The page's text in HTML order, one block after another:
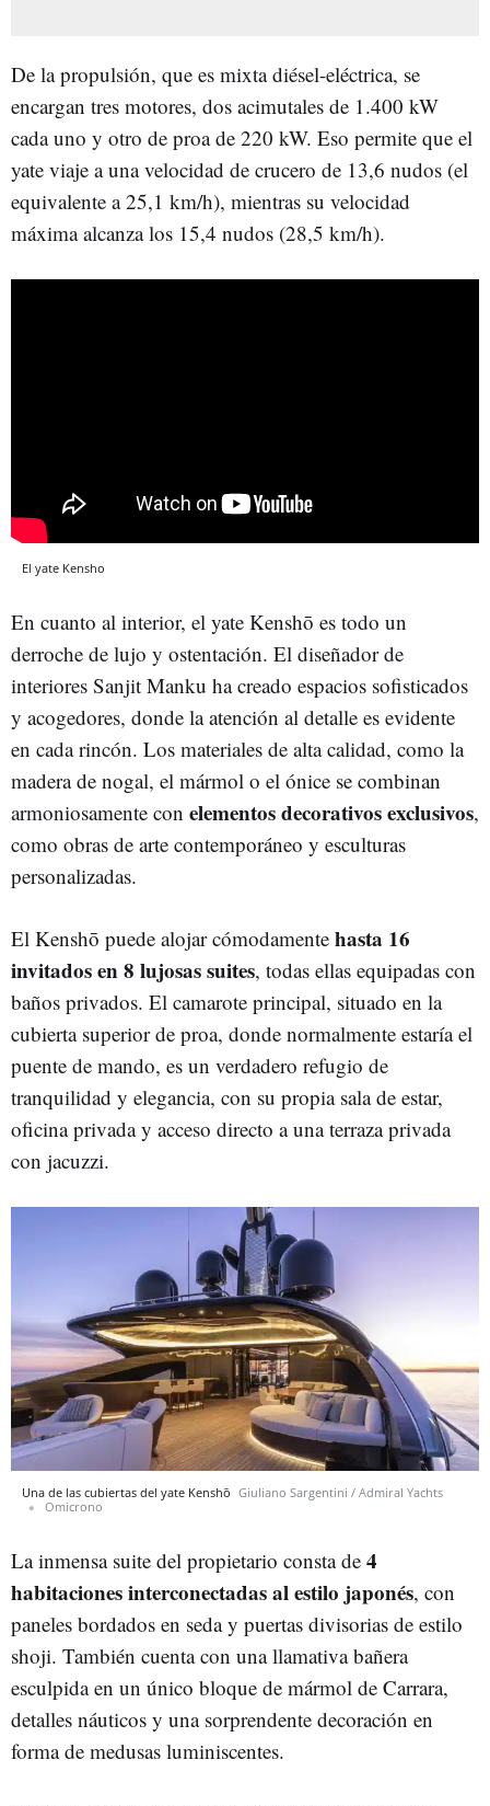
De la propulsión, que es mixta diésel-eléctrica, se
encargan tres motores, dos acimutales de 1.400 kW
cada uno y otro de proa de 220 kW. Eso permite que el
yate viaje a una velocidad de crucero de 13,6 nudos (el
equivalente a 25,1 km/h), mientras su velocidad
máxima alcanza los 15,4 nudos (28,5 km/h).
El yate Kensho
En cuanto al interior, el yate Kenshō es todo un
derroche de lujo y ostentación. El diseñador de
interiores Sanjit Manku ha creado espacios sofisticados
y acogedores, donde la atención al detalle es evidente
en cada rincón. Los materiales de alta calidad, como la
madera de nogal, el mármol o el ónice se combinan
armoniosamente con elementos decorativos exclusivos,
como obras de arte contemporáneo y esculturas
personalizadas.
El Kenshō puede alojar cómodamente hasta 16
invitados en 8 lujosas suites, todas ellas equipadas con
baños privados. El camarote principal, situado en la
cubierta superior de proa, donde normalmente estaría el
puente de mando, es un verdadero refugio de
tranquilidad y elegancia, con su propia sala de estar,
oficina privada y acceso directo a una terraza privada
con jacuzzi.
Una de las cubiertas del yate Kenshō Giuliano Sargentini / Admiral Yachts
Omicrono
La inmensa suite del propietario consta de 4
habitaciones interconectadas al estilo japonés, con
paneles bordados en seda y puertas divisorias de estilo
shoji. También cuenta con una llamativa bañera
esculpida en un único bloque de mármol de Carrara,
detalles náuticos y una sorprendente decoración en
forma de medusas luminiscentes.